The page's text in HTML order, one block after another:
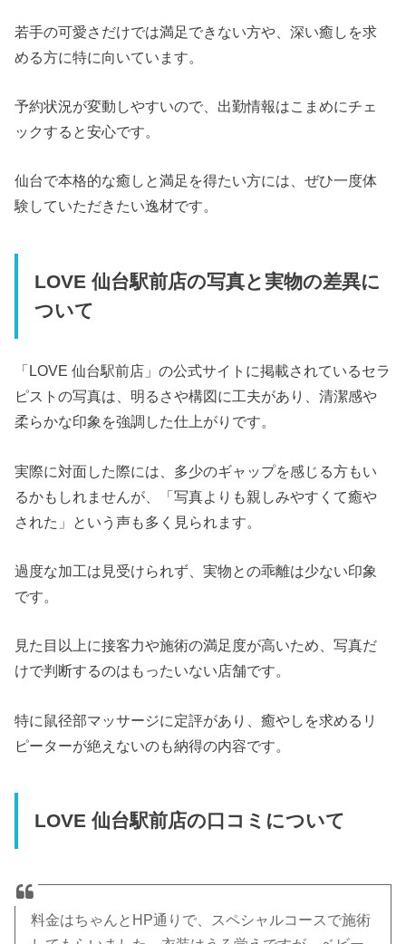
若手の可愛さだけでは満足できない方や、深い癒しを求
める方に特に向いています。
予約状況が変動しやすいので、出勤情報はこまめにチェ
ックすると安心です。
仙台で本格的な癒しと満足を得たい方には、ぜひ一度体
験していただきたい逸材です。
LOVE 仙台駅前店の写真と実物の差異に
ついて
「LOVE 仙台駅前店」の公式サイトに掲載されているセラ
ピストの写真は、明るさや構図に工夫があり、清潔感や
柔らかな印象を強調した仕上がりです。
実際に対面した際には、多少のギャップを感じる方もい
るかもしれませんが、「写真よりも親しみやすくて癒や
された」という声も多く見られます。
過度な加工は見受けられず、実物との乖離は少ない印象
です。
見た目以上に接客力や施術の満足度が高いため、写真だ
けで判断するのはもったいない店舗です。
特に鼠径部マッサージに定評があり、癒やしを求めるリ
ピーターが絶えないのも納得の内容です。
LOVE 仙台駅前店の口コミについて
料金はちゃんとHP通りで、スペシャルコースで施術